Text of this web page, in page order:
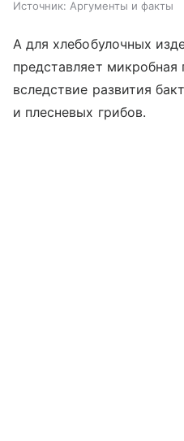
Источник: Аргументы и факты
А для хлебобулочных
представляет
вследствие развития
и плесневых грибов.